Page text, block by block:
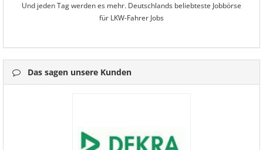
Und jeden Tag werden es mehr. Deutschlands beliebteste Jobbörse
für LKW-Fahrer Jobs
Das sagen unsere Kunden